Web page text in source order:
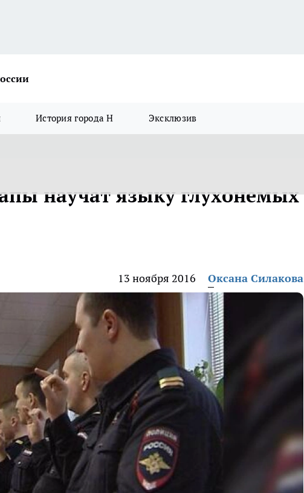
История города Н Эксклюзив
научат языку глухонемых
13 ноября 2016 Оксана Силакова